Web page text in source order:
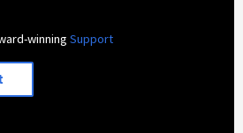
winningSupport